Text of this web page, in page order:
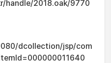
handle/2018.oak/9770
dcollection/jsp/com